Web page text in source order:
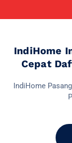
IndiHome
Cepat
IndiHome